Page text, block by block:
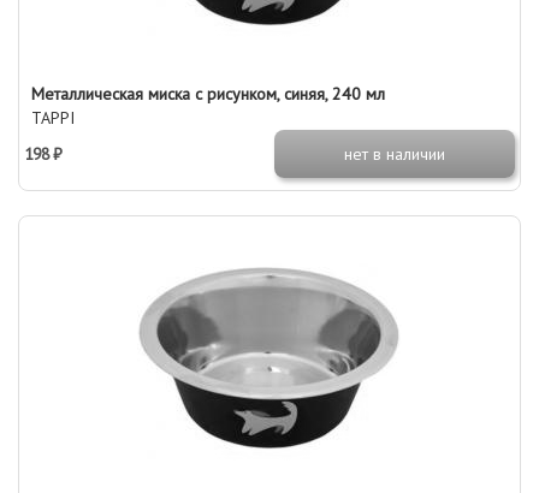
Металлическая миска с рисунком, синяя, 240 мл
TAPPI
198 ₽
нет в наличии